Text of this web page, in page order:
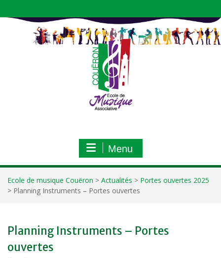
au
Menu
Ecole de musique Couëron > Actualités > Portes ouvertes 2025
> Planning Instruments – Portes ouvertes
Planning Instruments – Portes
ouvertes